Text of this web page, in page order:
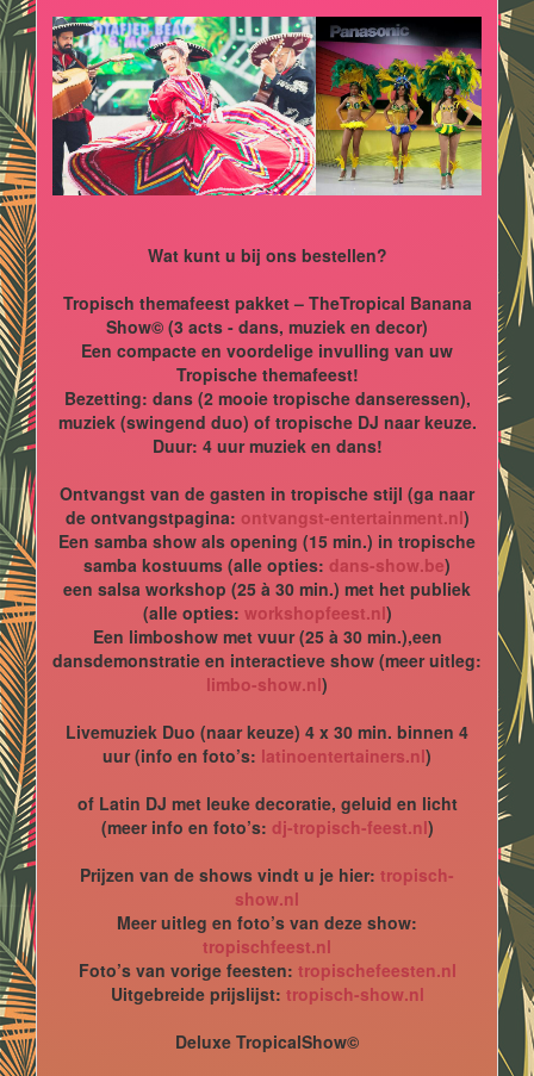
Wat kunt u bij ons bestellen?
Tropisch themafeest pakket – TheTropical Banana
Show© (3 acts - dans, muziek en decor)
Een compacte en voordelige invulling van uw
Tropische themafeest!
Bezetting: dans (2 mooie tropische danseressen),
muziek (swingend duo) of tropische DJ naar keuze.
Duur: 4 uur muziek en dans!
Ontvangst van de gasten in tropische stijl (ga naar
de ontvangstpagina: ontvangst-entertainment.nl)
Een samba show als opening (15 min.) in tropische
samba kostuums (alle opties: dans-show.be)
een salsa workshop (25 à 30 min.) met het publiek
(alle opties: workshopfeest.nl)
Een limboshow met vuur (25 à 30 min.),een
dansdemonstratie en interactieve show (meer uitleg:
limbo-show.nl)
Livemuziek Duo (naar keuze) 4 x 30 min. binnen 4
uur (info en foto’s: latinoentertainers.nl)
of Latin DJ met leuke decoratie, geluid en licht
(meer info en foto’s: dj-tropisch-feest.nl)
Prijzen van de shows vindt u je hier: tropisch-
show.nl
Meer uitleg en foto’s van deze show:
tropischfeest.nl
Foto’s van vorige feesten: tropischefeesten.nl
Uitgebreide prijslijst: tropisch-show.nl
Deluxe TropicalShow©